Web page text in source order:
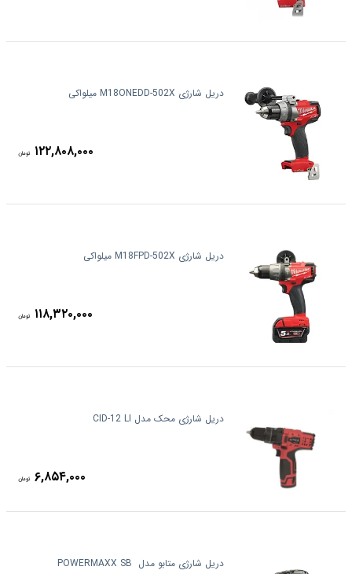
دریل شارژی M18ONEDD-502X میلواکی
۱۲۲,۸۰۸,۰۰۰ تومان
دریل شارژی M18FPD-502X میلواکی
۱۱۸,۳۲۰,۰۰۰ تومان
دریل شارژی محک مدل CID-12 LI
۶,۸۵۴,۰۰۰ تومان
دریل شارژی متابو مدل ‏ POWERMAXX SB